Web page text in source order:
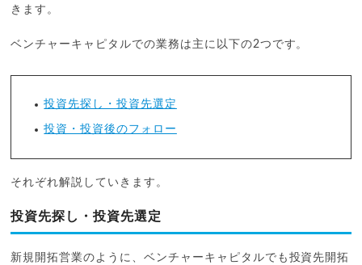
きます。
ベンチャーキャピタルでの業務は主に以下の2つです。
投資先探し・投資先選定
投資・投資後のフォロー
それぞれ解説していきます。
投資先探し・投資先選定
新規開拓営業のように、ベンチャーキャピタルでも投資先開拓